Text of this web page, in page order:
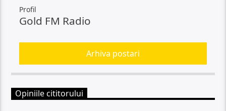
Profil
Gold FM Radio
Arhiva postari
Opiniile cititorului